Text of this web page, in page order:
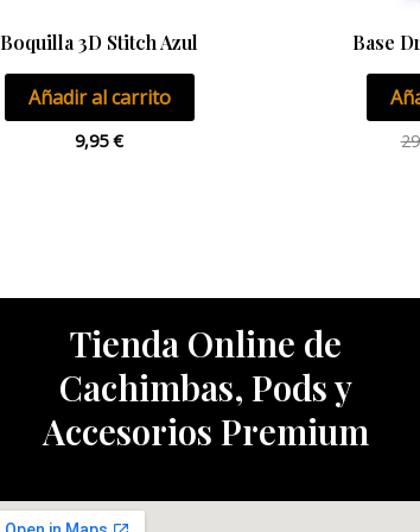
Boquilla 3D Stitch Azul
Añadir al carrito
9,95€
Base
Tienda Online de
Cachimbas, Pods y
Accesorios Premium